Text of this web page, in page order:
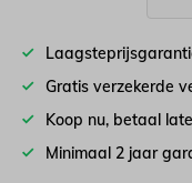
Gratis verzekerde
Koop nu, betaal
Minimaal 2 jaar